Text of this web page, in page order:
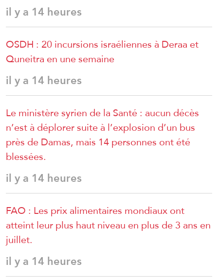
il y a 14 heures
OSDH : 20 incursions israéliennes à Deraa et
Quneitra en une semaine
il y a 14 heures
Le ministère syrien de la Santé : aucun décès
n’est à déplorer suite à l’explosion d’un bus
près de Damas, mais 14 personnes ont été
blessées.
il y a 14 heures
FAO : Les prix alimentaires mondiaux ont
atteint leur plus haut niveau en plus de 3 ans en
juillet.
il y a 14 heures